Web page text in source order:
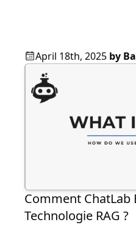
April 18th, 2025 by
Comment ChatLab
Technologie RAG ?